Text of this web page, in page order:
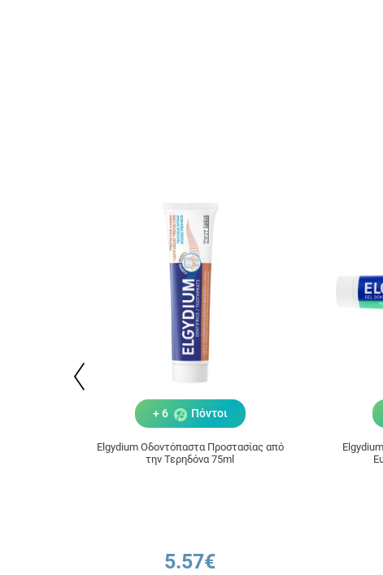
+ 6 Πόντοι
Elgydium Οδοντόπαστα Προστασίας από
την Τερηδόνα 75ml
5.57€